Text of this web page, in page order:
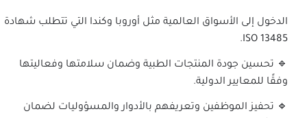
الدخول إلى الأسواق العالمية
الدخول إلى الأسواق العالمية مثل أوروبا وكندا التي تتطلب شهادة
ISO 13485.
🔹 تحسين جودة المنتجات الطبية وضمان سلامتها وفعاليتها
وفقًا للمعايير الدولية.
🔹 تحفيز الموظفين وتعريفهم بالأدوار والمسؤوليات لضمان